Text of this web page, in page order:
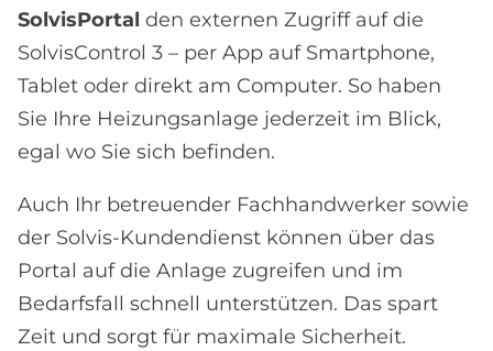
SolvisPortal den externen Zugriff auf die
SolvisControl 3 – per App auf Smartphone,
Tablet oder direkt am Computer. So haben
Sie Ihre Heizungsanlage jederzeit im Blick,
egal wo Sie sich befinden.
Auch Ihr betreuender Fachhandwerker sowie
der Solvis-Kundendienst können über das
Portal auf die Anlage zugreifen und im
Bedarfsfall schnell unterstützen. Das spart
Zeit und sorgt für maximale Sicherheit.